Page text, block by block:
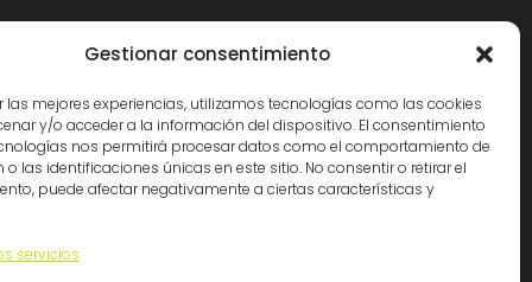
Gestionar consentimiento
las mejores experiencias, utilizamos tecnologías como las cookies
y/o acceder a la información del dispositivo. El consentimiento
nos permitirá procesar datos como el comportamiento de
o las identificaciones únicas en este sitio. No consentir o retirar el
puede afectar negativamente a ciertas características y
servicios
Cádiz: (34) 956 261363
info@ingemation.com
Trabaja con nosotros
Canal ético y de denuncias